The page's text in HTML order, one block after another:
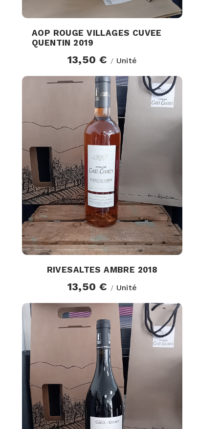
AOP ROUGE VILLAGES CUVEE
QUENTIN 2019
13,50 € / Unité
RIVESALTES AMBRE 2018
13,50 € / Unité